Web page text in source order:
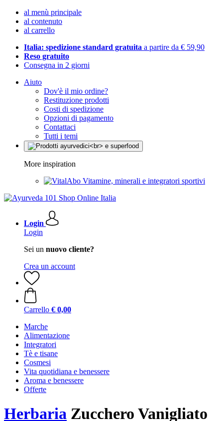
al menù principale
al contenuto
al carrello
Italia: spedizione standard gratuita a partire da € 59,90
Reso gratuito
Consegna in 2 giorni
Aiuto
Dov'è il mio ordine?
Restituzione prodotti
Costi di spedizione
Opzioni di pagamento
Contattaci
Tutti i temi
More inspiration
Vitamine, minerali e integratori sportivi
Login
Login
Sei un nuovo cliente?
Crea un account
Carrello € 0,00
Marche
Alimentazione
Integratori
Tè e tisane
Cosmesi
Vita quotidiana e benessere
Aroma e benessere
Offerte
Herbaria Zucchero Vanigliato